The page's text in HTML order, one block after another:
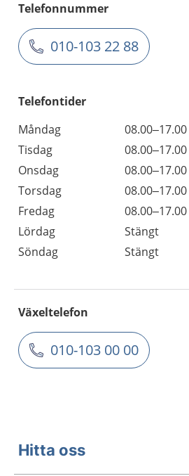
Telefonnummer
010-103 22 88
Telefontider
Måndag
08.00–17.00
Tisdag
08.00–17.00
Onsdag
08.00–17.00
Torsdag
08.00–17.00
Fredag
08.00–17.00
Lördag
Stängt
Söndag
Stängt
Växeltelefon
010-103 00 00
Hitta oss